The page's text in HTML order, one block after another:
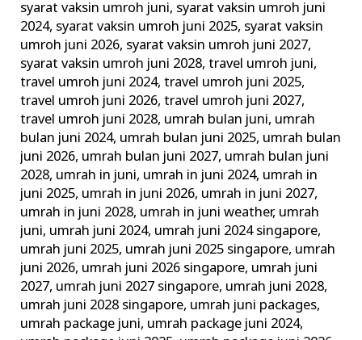
syarat vaksin umroh juni, syarat vaksin umroh juni
2024, syarat vaksin umroh juni 2025, syarat vaksin
umroh juni 2026, syarat vaksin umroh juni 2027,
syarat vaksin umroh juni 2028,travel umroh juni,
travel umroh juni 2024,travel umroh juni 2025,
travel umroh juni 2026,travel umroh juni 2027,
travel umroh juni 2028, umrah bulan juni, umrah
bulan juni 2024, umrah bulan juni 2025, umrah bulan
juni 2026, umrah bulan juni 2027, umrah bulan juni
2028, umrah in juni, umrah in juni 2024, umrah in
juni 2025, umrah in juni 2026, umrah in juni 2027,
umrah in juni 2028, umrah in juni weather, umrah
juni, umrah juni 2024, umrah juni 2024 singapore,
umrah juni 2025, umrah juni 2025 singapore, umrah
juni 2026, umrah juni 2026 singapore, umrah juni
2027, umrah juni 2027 singapore, umrah juni 2028,
umrah juni 2028 singapore, umrah juni packages,
umrah package juni, umrah package juni 2024,